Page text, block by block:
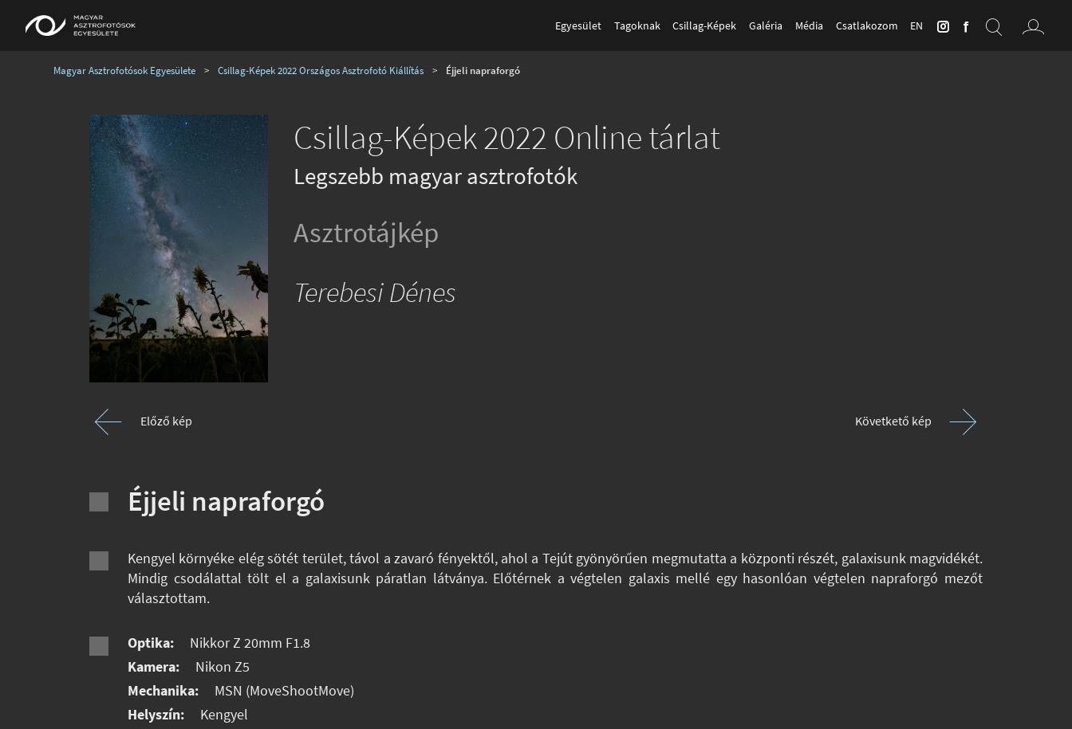
Egyesület Tagoknak Csillag-Képek Galéria Média Csatlakozom EN
Magyar Asztrofotósok Egyesülete > Csillag-Képek 2022 Országos Asztrofotó Kiállítás > Éjjeli napraforgó
Csillag-Képek 2022 Online tárlat
Legszebb magyar asztrofotók
Asztrotájkép
Terebesi Dénes
Előző kép Követkető kép
Éjjeli napraforgó
Kengyel környéke elég sötét terület, távol a zavaró fényektől, ahol a Tejút gyönyörűen megmutatta a központi részét, galaxisunk magvidékét.
Mindig csodálattal tölt el a galaxisunk páratlan látványa. Előtérnek a végtelen galaxis mellé egy hasonlóan végtelen napraforgó mezőt
választottam.
Optika:
Nikkor Z 20mm F1.8
Kamera:
Nikon Z5
Mechanika:
MSN (MoveShootMove)
Helyszín:
Kengyel